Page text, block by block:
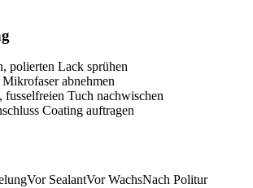
polierten Lack sprühen
abnehmen
Tuch nachwischen
Coating auftragen
Vor SealantVor WachsNach Politur